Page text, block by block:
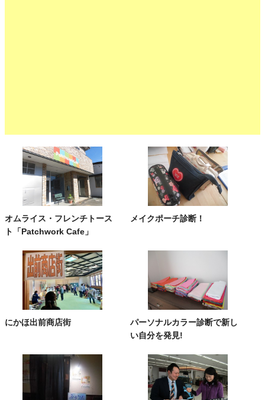
オムライス・フレンチトース
ト「Patchwork Cafe」
メイクポーチ診断！
にかほ出前商店街
パーソナルカラー診断で新し
い自分を発見!